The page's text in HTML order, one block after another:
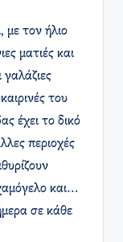
με τον ήλιο
ματιές και
του
έχει το δικό
περιοχές
και…
σε κάθε